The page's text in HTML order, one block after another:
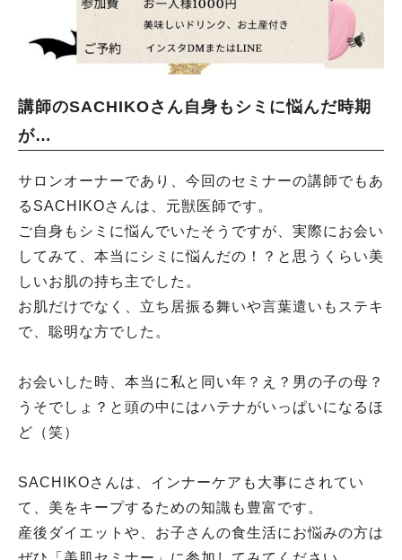
講師のSACHIKOさん自身もシミに悩んだ時期
が…
サロンオーナーであり、今回のセミナーの講師でもあ
るSACHIKOさんは、元獣医師です。
ご自身もシミに悩んでいたそうですが、実際にお会い
してみて、本当にシミに悩んだの！？と思うくらい美
しいお肌の持ち主でした。
お肌だけでなく、立ち居振る舞いや言葉遣いもステキ
で、聡明な方でした。
お会いした時、本当に私と同い年？え？男の子の母？
うそでしょ？と頭の中にはハテナがいっぱいになるほ
ど（笑）
SACHIKOさんは、インナーケアも大事にされてい
て、美をキープするための知識も豊富です。
産後ダイエットや、お子さんの食生活にお悩みの方は